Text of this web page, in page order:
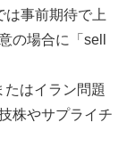
は事前期待で上
の場合に「sell
たはイラン問題
株やサプライチ